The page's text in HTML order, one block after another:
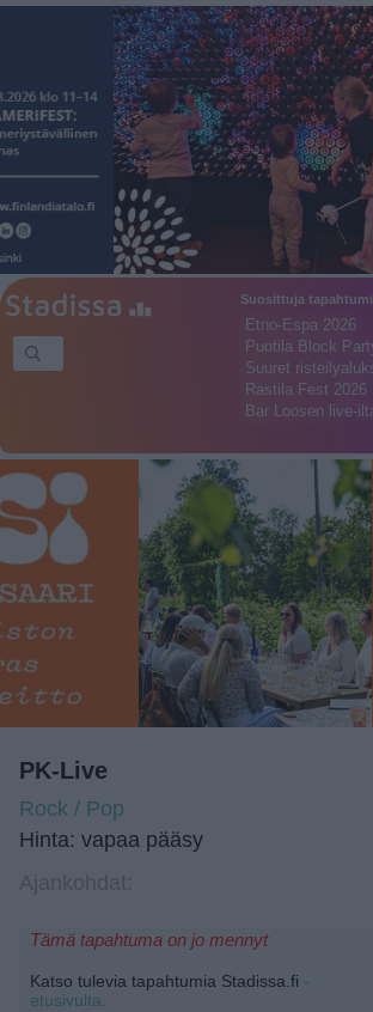
Suosittuja
Etno-Espa 2026
Puotila Block
Suuret
Rastila Fest 2026
Bar Loosen live-
PK-Live
Rock / Pop
Hinta: vapaa pääsy
Tämä tapahtuma on jo mennyt
Katso tulevia tapahtumia Stadissa.fi -
etusivulta.